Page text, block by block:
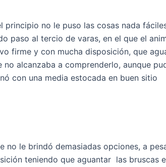
no le puso las cosas nada
paso al tercio de varas, en el que el
firme y con mucha disposición, que
alcanzaba a comprenderlo, aunque
con una media estocada en buen sitio
le brindó demasiadas opciones, a
teniendo que aguantar las